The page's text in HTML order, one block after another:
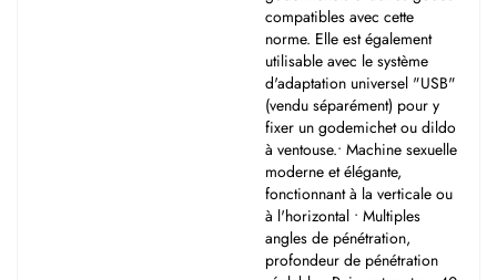
compatibles avec cette
norme. Elle est également
utilisable avec le système
d'adaptation universel "USB"
(vendu séparément) pour y
fixer un godemichet ou dildo
à ventouse.• Machine sexuelle
moderne et élégante,
fonctionnant à la verticale ou
à l'horizontal • Multiples
angles de pénétration,
profondeur de pénétration